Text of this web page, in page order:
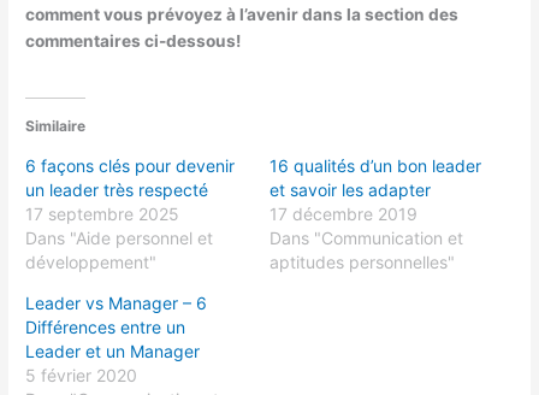
comment vous prévoyez à l’avenir dans la section des
commentaires ci-dessous!
Similaire
6 façons clés pour devenir
un leader très respecté
17 septembre 2025
Dans "Aide personnel et
développement"
16 qualités d’un bon leader
et savoir les adapter
17 décembre 2019
Dans "Communication et
aptitudes personnelles"
Leader vs Manager – 6
Différences entre un
Leader et un Manager
5 février 2020